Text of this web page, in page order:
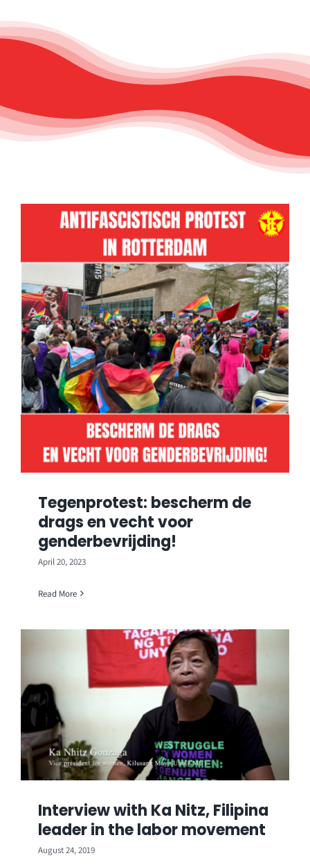
Tegenprotest: bescherm de
drags en vecht voor
genderbevrijding!
April 20, 2023
Read More
Interview with Ka Nitz, Filipina
leader in the labor movement
August 24, 2019